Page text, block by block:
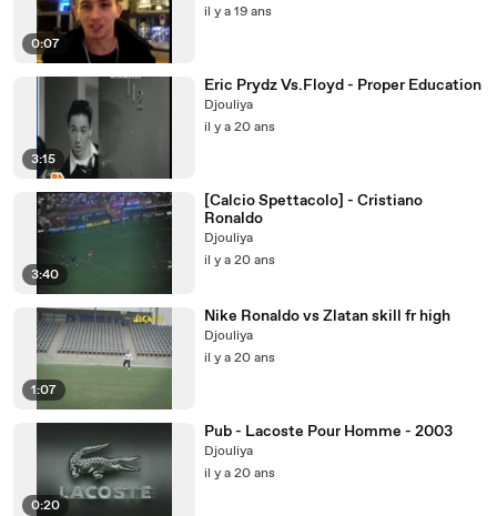
0:07
il y a 19 ans
3:15
Eric Prydz Vs.Floyd - Proper Education
Djouliya
il y a 20 ans
3:40
[Calcio Spettacolo] - Cristiano
Ronaldo
Djouliya
il y a 20 ans
1:07
Nike Ronaldo vs Zlatan skill fr high
Djouliya
il y a 20 ans
0:20
Pub - Lacoste Pour Homme - 2003
Djouliya
il y a 20 ans